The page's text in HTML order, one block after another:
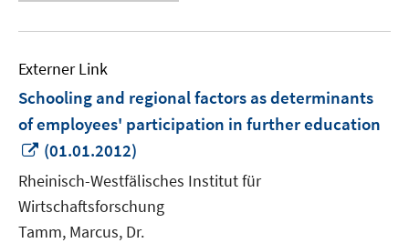
Externer Link
Schooling and regional factors as determinants
of employees' participation in further education
In
neuem
Fenster
öffnen
(01.01.2012)
Rheinisch-Westfälisches Institut für
Wirtschaftsforschung
Tamm, Marcus, Dr.